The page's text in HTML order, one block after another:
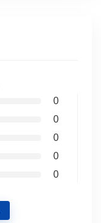
0
0
0
0
0